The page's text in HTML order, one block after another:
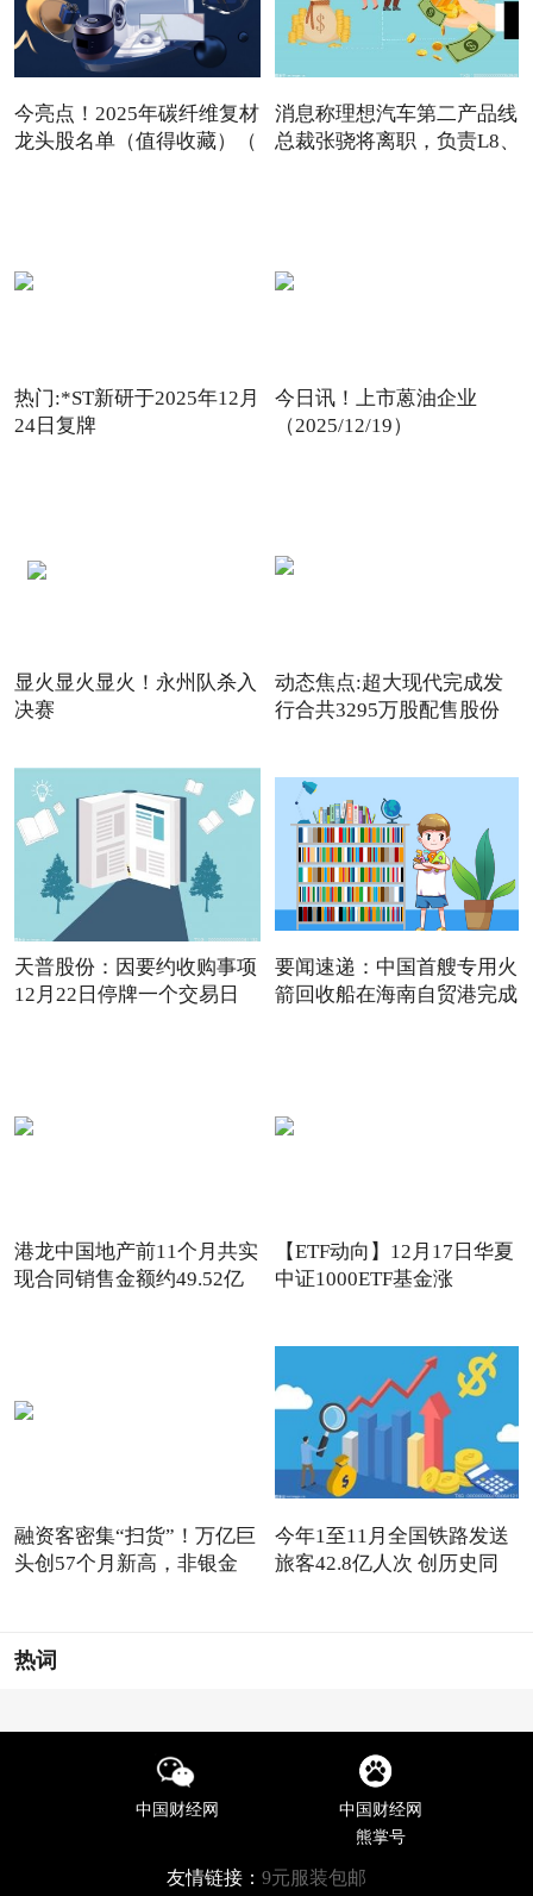
今亮点！2025年碳纤维复材
龙头股名单（值得收藏）（
消息称理想汽车第二产品线
总裁张骁将离职，负责L8、
热门:*ST新研于2025年12月
24日复牌
今日讯！上市蒽油企业
（2025/12/19）
显火显火显火！永州队杀入
决赛
动态焦点:超大现代完成发
行合共3295万股配售股份
天普股份：因要约收购事项
12月22日停牌一个交易日
要闻速递：中国首艘专用火
箭回收船在海南自贸港完成
港龙中国地产前11个月共实
现合同销售金额约49.52亿
【ETF动向】12月17日华夏
中证1000ETF基金涨
融资客密集“扫货”！万亿巨
头创57个月新高，非银金
今年1至11月全国铁路发送
旅客42.8亿人次 创历史同
热词
中国财经网
中国财经网
熊掌号
友情链接： 9元服装包邮